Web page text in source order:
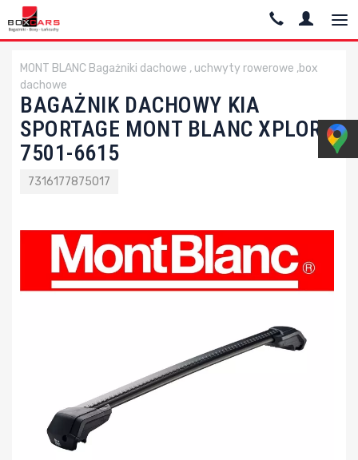
MONT BLANC Bagażniki dachowe , uchwyty rowerowe ,box
dachowe
BAGAŻNIK DACHOWY KIA
SPORTAGE MONT BLANC XPLORE
7501-6615
7316177875017